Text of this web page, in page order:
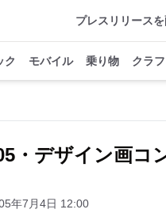
プレスリリース
ク モバイル 乗り物 クラ
・デザイン画コ
年7月4日 12:00